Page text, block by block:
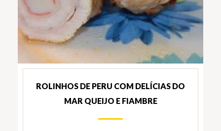
ROLINHOS DE PERU COM DELÍCIAS DO
MAR QUEIJO E FIAMBRE